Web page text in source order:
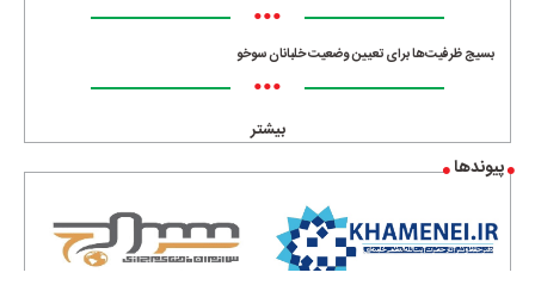
•••
بسیج ظرفیت‌ها برای تعیین وضعیت خلبانان سوخو
•••
بیشتر
پیوندها